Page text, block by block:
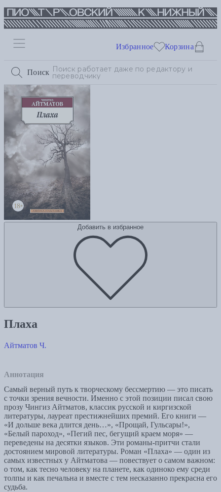
Поиск
Избранное Корзина
Добавить в избранное
Плаха
Айтматов Ч.
Аннотация
Самый верный путь к творческому бессмертию — это писать
с точки зрения вечности. Именно с этой позиции писал свою
прозу Чингиз Айтматов, классик русской и киргизской
литературы, лауреат престижнейших премий. Его книги —
«И дольше века длится день…», «Прощай, Гульсары!»,
«Белый пароход», «Пегий пес, бегущий краем моря» —
переведены на десятки языков. Эти романы-притчи стали
достоянием мировой литературы. Роман «Плаха» — один из
самых известных у Айтматова — повествует о самом важном:
о том, как тесно человеку на планете, как одиноко ему среди
толпы и как печальна и вместе с тем несказанно прекрасна его
судьба.